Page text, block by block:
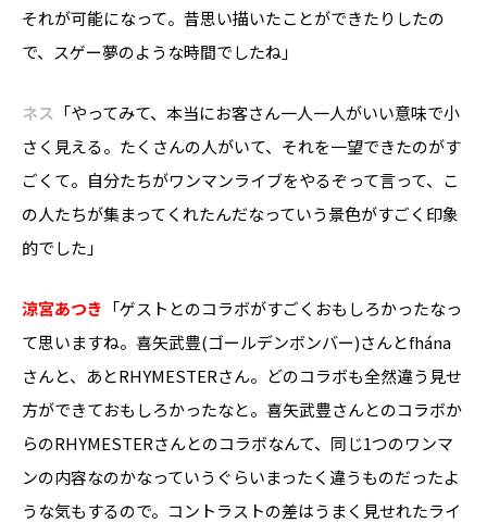
それが可能になって。昔思い描いたことができたりしたの
で、スゲー夢のような時間でしたね」
ネス 「やってみて、本当にお客さん一人一人がいい意味で小
さく見える。たくさんの人がいて、それを一望できたのがす
ごくて。自分たちがワンマンライブをやるぞって言って、こ
の人たちが集まってくれたんだなっていう景色がすごく印象
的でした」
涼宮あつき 「ゲストとのコラボがすごくおもしろかったなっ
て思いますね。喜矢武豊(ゴールデンボンバー)さんとfhána
さんと、あとRHYMESTERさん。どのコラボも全然違う見せ
方ができておもしろかったなと。喜矢武豊さんとのコラボか
らのRHYMESTERさんとのコラボなんて、同じ1つのワンマ
ンの内容なのかなっていうぐらいまったく違うものだったよ
うな気もするので。コントラストの差はうまく見せれたライ